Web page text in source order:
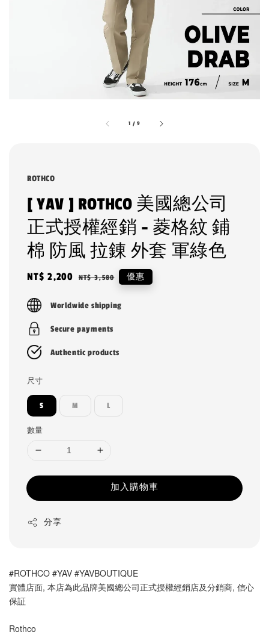
1 /9
ROTHCO
[ YAV ] ROTHCO 美國總公司
正式授權經銷 - 菱格紋 鋪
棉 防風 拉錬 外套 軍綠色
Sale
NT$ 2,200 Regular
NT$ 3,580 優惠
Worldwide shipping
Secure payments
Authentic products
尺寸
S M L
數量
加入購物車
分享
#ROTHCO #YAV #YAVBOUTIQUE
實體店面, 本店為此品牌美國總公司正式授權經銷店及分銷商, 信心
保証
Rothco